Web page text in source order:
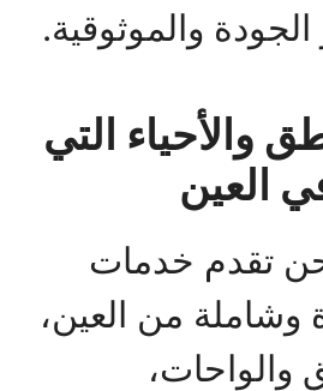
والموثوقية.
والأحياء التي
العين
تقدم خدمات
من العين،
والواحات،